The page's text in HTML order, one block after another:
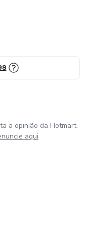
a opinião da Hotmart.
aqui